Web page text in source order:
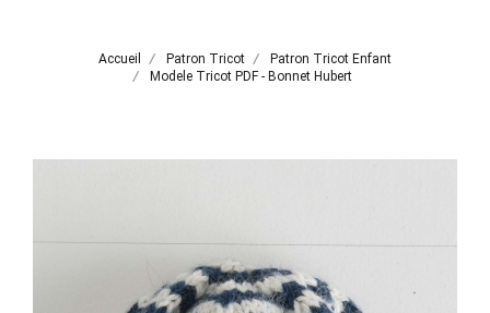
Accueil Patron Tricot
Patron Tricot Enfant
Modele Tricot PDF - Bonnet Hubert